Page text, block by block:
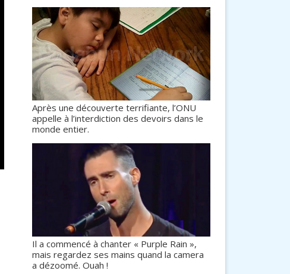
Après une découverte terrifiante, l’ONU
appelle à l’interdiction des devoirs dans le
monde entier.
Il a commencé à chanter « Purple Rain »,
mais regardez ses mains quand la camera
a dézoomé. Ouah !